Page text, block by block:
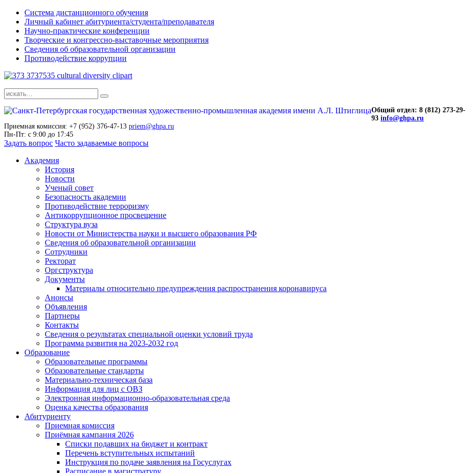
Система дистанционного обучения
Личный кабинет абитуриента/студента/преподавателя
Научно-практические конференции
Творческие и конгрессно-выставочные мероприятия
Сведения об образовательной организации
Противодействие коррупции
Общий отдел: 8 (812) 273-29-
93 info@ghpa.ru
Приемная комиссия: +7 (952) 376-47-13 priem@ghpa.ru
Пн-Пт: с 9:00 до 17:45
Задать вопрос Часто задаваемые вопросы
Академия
История
Новости
Ученый совет
Безопасность академии
Противодействие терроризму
Антикоррупционное просвещение
Структура вуза
Новости от Министерства науки и высшего образования РФ
Сведения об образовательной организации
Сотрудники
Ректорат
Оргструктура
Документы
Материалы относительно предупреждения распространения коронавируса
Анонсы
Объявления
Партнеры
Контакты
Сведения о результатах специальной оценки условий труда
Программа развития на 2023-2032 год
Образование
Образовательные программы
Образовательные стандарты
Материально-техническая база
Информация для лиц с ОВЗ
Электронная информационно-образовательная среда
Оценка качества образования
Абитуриенту
Приемная комиссия
Приёмная кампания 2026
Списки подавших на бюджет и контракт
Перечень вступительных испытаний
Инструкция по подаче заявления на Госуслугах
Расписание в магистратуру